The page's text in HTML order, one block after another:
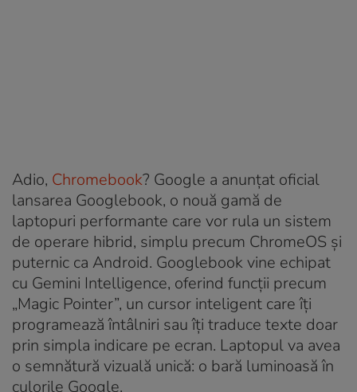
Adio, Chromebook? Google a anunțat oficial
lansarea Googlebook, o nouă gamă de
laptopuri performante care vor rula un sistem
de operare hibrid, simplu precum ChromeOS și
puternic ca Android. Googlebook vine echipat
cu Gemini Intelligence, oferind funcții precum
„Magic Pointer”, un cursor inteligent care îți
programează întâlniri sau îți traduce texte doar
prin simpla indicare pe ecran. Laptopul va avea
o semnătură vizuală unică: o bară luminoasă în
culorile Google.